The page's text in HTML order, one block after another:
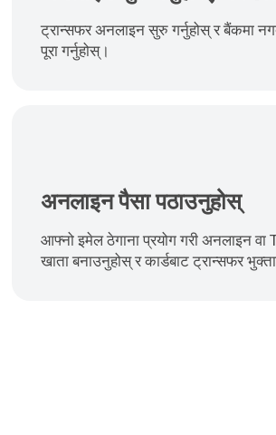
ट्रान्सफर अनलाइन सुरु गर्नुहोस् र बैंकमा
पूरा गर्नुहोस्।
अनलाइन पैसा पठाउनुहोस्
आफ्नो इमेल ठेगाना प्रयोग गरी अनलाइन वा
खाता बनाउनुहोस् र कार्डबाट ट्रान्सफर